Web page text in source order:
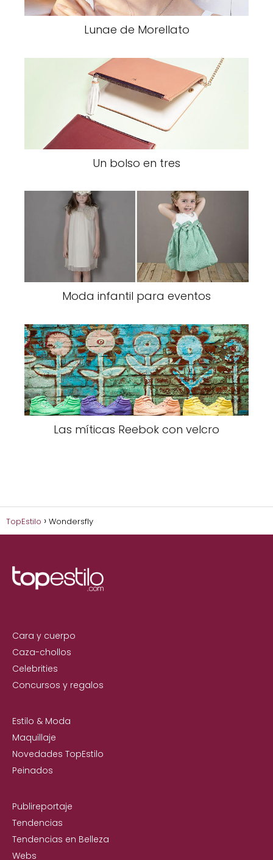
Lunae de Morellato
Un bolso en tres
Moda infantil para eventos
Las míticas Reebok con velcro
TopEstilo Wondersfly
Cara y cuerpo
Caza-chollos
Celebrities
Concursos y regalos
Estilo & Moda
Maquillaje
Novedades TopEstilo
Peinados
Publireportaje
Tendencias
Tendencias en Belleza
Webs